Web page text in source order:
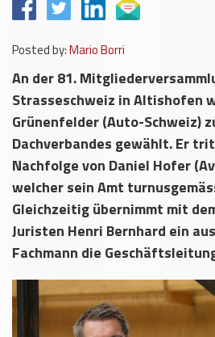
Posted by:Mario Borri
An der 81.
Strasseschweiz in Altishofen
Grünenfelder (Auto-Schweiz)
Dachverbandes gewählt. Er
Nachfolge von Daniel Hofer
welcher sein Amt
Gleichzeitig übernimmt mit
Juristen Henri Bernhard ein
Fachmann die